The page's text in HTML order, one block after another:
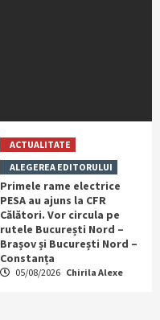
ACTUALITATE
ALEGEREA EDITORULUI
Primele rame electrice
PESA au ajuns la CFR
Călători. Vor circula pe
rutele București Nord –
Brașov și București Nord –
Constanța
05/08/2026 Chirila Alexe